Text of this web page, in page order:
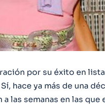
por su éxito en
hace ya más de una
a las semanas en las